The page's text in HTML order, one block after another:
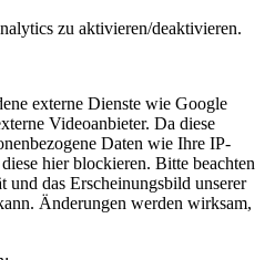
zu aktivieren/deaktivieren.
externe Dienste wie Google
Videoanbieter. Da diese
Daten wie Ihre IP-
hier blockieren. Bitte beachten
und das Erscheinungsbild unserer
Änderungen werden wirksam,